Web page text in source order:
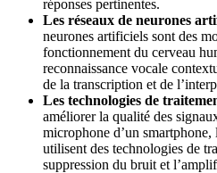
réponses pertinentes.
Les réseaux de neurones
neurones artificiels sont des
fonctionnement du cerveau
reconnaissance vocale
de la transcription et de
Les technologies de
améliorer la qualité des
microphone d’un
utilisent des technologies de
suppression du bruit et